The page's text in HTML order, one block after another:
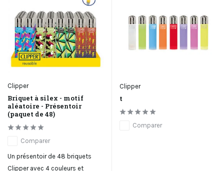
Clipper
Briquet à silex - motif
aléatoire - Présentoir
(paquet de 48)
Comparer
Un présentoir de 48 briquets
Clipper avec 4 couleurs et
Clipper
t
Comparer